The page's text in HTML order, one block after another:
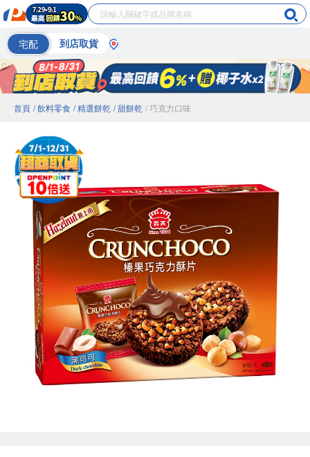
宅配 到店取貨
首頁 / 飲料零食 / 精選餅乾 / 甜餅乾 / 巧克力口味